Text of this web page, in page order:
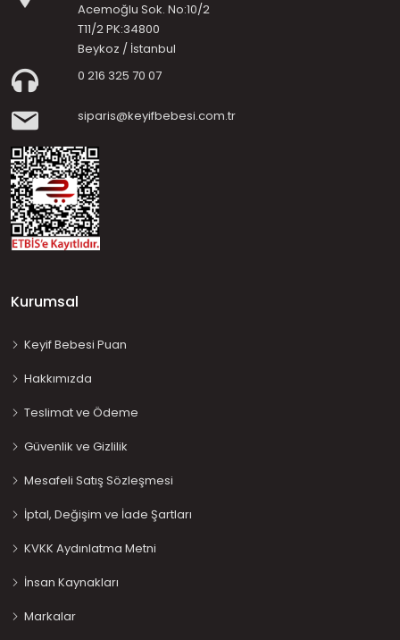
Acemoğlu Sok. No:10/2
T11/2 PK:34800
Beykoz / İstanbul
0 216 325 70 07
siparis@keyifbebesi.com.tr
Kurumsal
Keyif Bebesi Puan
Hakkımızda
Teslimat ve Ödeme
Güvenlik ve Gizlilik
Mesafeli Satış Sözleşmesi
İptal, Değişim ve İade Şartları
KVKK Aydınlatma Metni
İnsan Kaynakları
Markalar